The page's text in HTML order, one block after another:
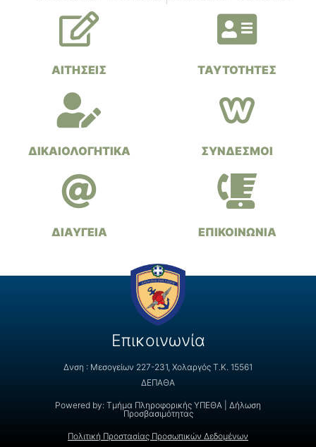
ΑΙΤΗΣΕΙΣ
ΔΙΚΑΙΟΛΟΓΗΤΙΚΑ
ΔΙΑΥΓΕΙΑ
ΤΑΥΤΟΤΗΤΕΣ
ΣΥΝΔΕΣΜΟΙ
ΕΠΙΚΟΙΝΩΝΙΑ
Επικοινωνία
Δνση : Μεσογείων 227-231, Χολαργός Τ.Κ. 15561
ΔΕΠΑΘΑ
Powered by: Τμήμα Πληροφορικής ΥΠΕΘΑ
Δήλωση
Προσβασιμότητας
Πολιτική Προστασίας Προσωπικών Δεδομένων